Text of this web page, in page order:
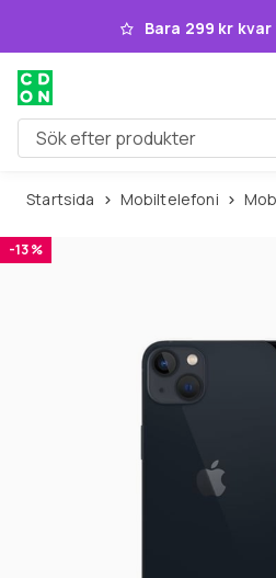
Hoppa till huvudinnehållet
Bara 299 kr
Sök efter produkter
Startsida Mobiltelefoni
-13 %